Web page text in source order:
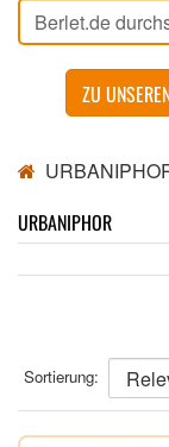
ZU
URBANIPHOR
Sortierung: